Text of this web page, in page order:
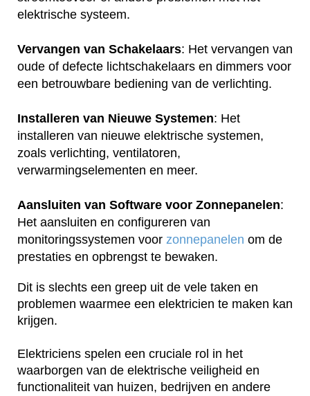
elektrische systeem.
Vervangen van Schakelaars: Het vervangen van
oude of defecte lichtschakelaars en dimmers voor
een betrouwbare bediening van de verlichting.
Installeren van Nieuwe Systemen: Het
installeren van nieuwe elektrische systemen,
zoals verlichting, ventilatoren,
verwarmingselementen en meer.
Aansluiten van Software voor Zonnepanelen:
Het aansluiten en configureren van
monitoringssystemen voor zonnepanelen om de
prestaties en opbrengst te bewaken.
Dit is slechts een greep uit de vele taken en
problemen waarmee een elektricien te maken kan
krijgen.
Elektriciens spelen een cruciale rol in het
waarborgen van de elektrische veiligheid en
functionaliteit van huizen, bedrijven en andere